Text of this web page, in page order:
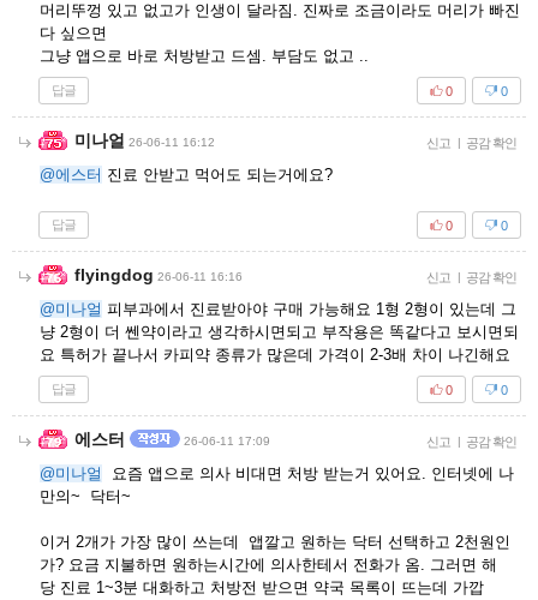
머리뚜껑 있고 없고가 인생이 달라짐. 진짜로 조금이라도 머리가 빠진
다 싶으면
그냥 앱으로 바로 처방받고 드셈. 부담도 없고 ..
답글 0
0
미나얼 26-06-11 16:12 신고 | 공감 확인
@에스터 진료 안받고 먹어도 되는거에요?
답글 0
0
flyingdog 26-06-11 16:16 신고 | 공감 확인
@미나얼 피부과에서 진료받아야 구매 가능해요 1형 2형이 있는데 그
냥 2형이 더 쎈약이라고 생각하시면되고 부작용은 똑같다고 보시면되
요 특허가 끝나서 카피약 종류가 많은데 가격이 2-3배 차이 나긴해요
답글 0
0
에스터 26-06-11 17:09 신고 | 공감 확인
@미나얼
요즘 앱으로 의사 비대면 처방 받는거 있어요. 인터넷에 나
만의~ 닥터~
이거 2개가 가장 많이 쓰는데 앱깔고 원하는 닥터 선택하고 2천원인
가? 요금 지불하면 원하는시간에 의사한테서 전화가 옴. 그러면 해
당 진료 1~3분 대화하고 처방전 받으면 약국 목록이 뜨는데 가깝